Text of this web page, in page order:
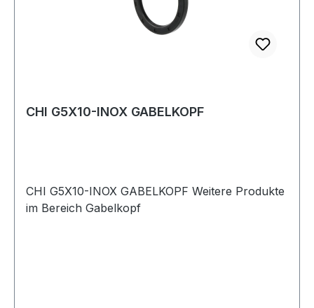
CHI G5X10-INOX GABELKOPF
CHI G5X10-INOX GABELKOPF Weitere Produkte
im Bereich Gabelkopf